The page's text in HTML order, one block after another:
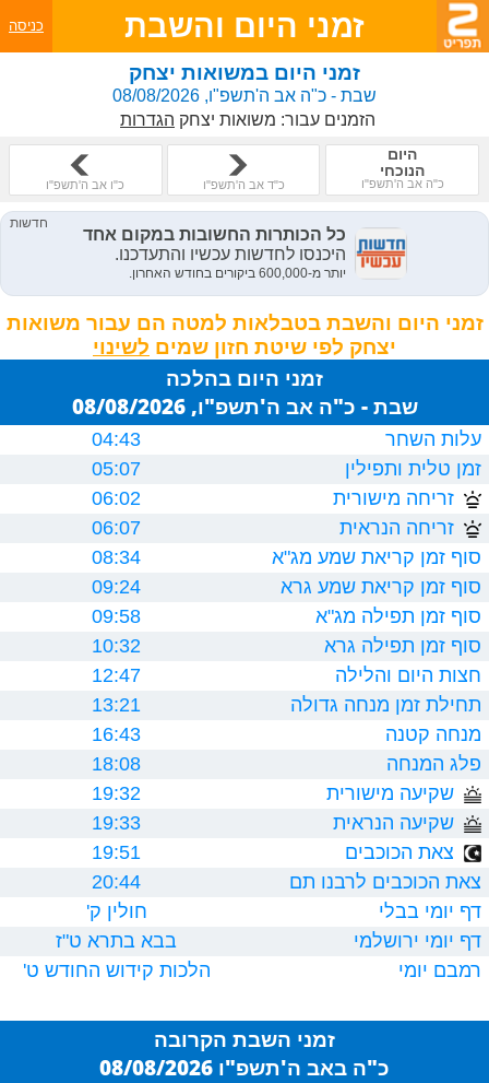
זמני היום והשבת כניסה
זמני היום במשואות יצחק
שבת - כ"ה אב ה'תשפ"ו, 08/08/2026
הזמנים עבור: משואות יצחק הגדרות
היום
הנוכחי
כ"ה אב ה'תשפ"ו כ"ד אב ה'תשפ"ו כ"ו אב ה'תשפ"ו
זמני היום והשבת בטבלאות למטה הם עבור משואות
יצחק לפי שיטת חזון שמים
זמני היום בהלכה
שבת - כ"ה אב ה'תשפ"ו, 08/08/2026
עלות השחר
04:43
זמן טלית ותפילין
05:07
זריחה מישורית
06:02
זריחה הנראית
06:07
סוף זמן קריאת שמע מג"א
08:34
סוף זמן קריאת שמע גרא
09:24
סוף זמן תפילה מג"א
09:58
סוף זמן תפילה גרא
10:32
חצות היום והלילה
12:47
תחילת זמן מנחה גדולה
13:21
מנחה קטנה
16:43
פלג המנחה
18:08
שקיעה מישורית
19:32
שקיעה הנראית
19:33
צאת הכוכבים
19:51
צאת הכוכבים לרבנו תם
20:44
דף יומי בבלי
חולין ק'
דף יומי ירושלמי
בבא בתרא ט"ז
רמבם יומי
הלכות קידוש החודש ט'
זמני השבת הקרובה
כ"ה באב ה'תשפ"ו 08/08/2026